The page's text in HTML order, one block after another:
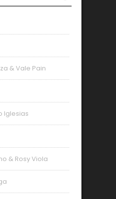
& Vale Pain
Iglesias
& Rosy Viola